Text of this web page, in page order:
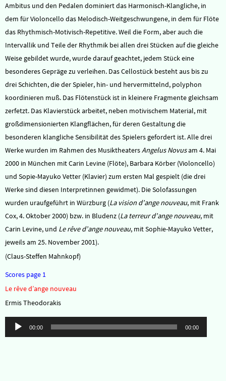
Ambitus und den Pedalen dominiert das Harmonisch-Klangliche, in
dem für Violoncello das Melodisch-Weitgeschwungene, in dem für Flöte
das Rhythmisch-Motivisch-Repetitive. Weil die Form, aber auch die
Intervallik und Teile der Rhythmik bei allen drei Stücken auf die gleiche
Weise gebildet wurde, wurde darauf geachtet, jedem Stück eine
besonderes Gepräge zu verleihen. Das Cellostück besteht aus bis zu
drei Schichten, die der Spieler, hin- und hervermittelnd, polyphon
koordinieren muß. Das Flötenstück ist in kleinere Fragmente gleichsam
zerfetzt. Das Klavierstück arbeitet, neben motivischem Material, mit
großdimensionierten Klangflächen, für deren Gestaltung die
besonderen klangliche Sensibilität des Spielers gefordert ist. Alle drei
Werke wurden im Rahmen des MusiktheatersAngelus Novusam 4. Mai
2000 in München mit Carin Levine (Flöte), Barbara Körber (Violoncello)
und Sopie-Mayuko Vetter (Klavier) zum ersten Mal gespielt (die drei
Werke sind diesen Interpretinnen gewidmet). Die Solofassungen
wurden uraufgeführt in Würzburg (La vision d’ange nouveau, mit Frank
Cox, 4. Oktober 2000) bzw. in Bludenz (La terreur d’ange nouveau, mit
Carin Levine, und Le rêve d’ange nouveau, mit Sophie-Mayuko Vetter,
jeweils am 25. November 2001).
(Claus-Steffen Mahnkopf)
Scores page 1
Le rêve d’ange nouveau
Ermis Theodorakis
Audio-
Player
00:00 00:00